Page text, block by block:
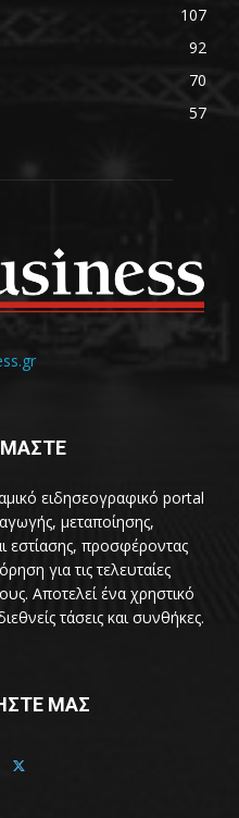
107
92
70
57
ειδησεογραφικό portal
μεταποίησης,
εστίασης, προσφέροντας
για τις τελευταίες
Αποτελεί ένα χρηστικό
τάσεις και συνθήκες.
ΜΑΣ